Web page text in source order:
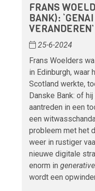
FRANS
BANK):
VERANDEREN’
25-6-2024
Frans Woelders
in Edinburgh, waar
Scotland werkte,
Danske Bank: of
aantreden in een
een
probleem met het
weer in rustiger
nieuwe digitale
enorm in
wordt een